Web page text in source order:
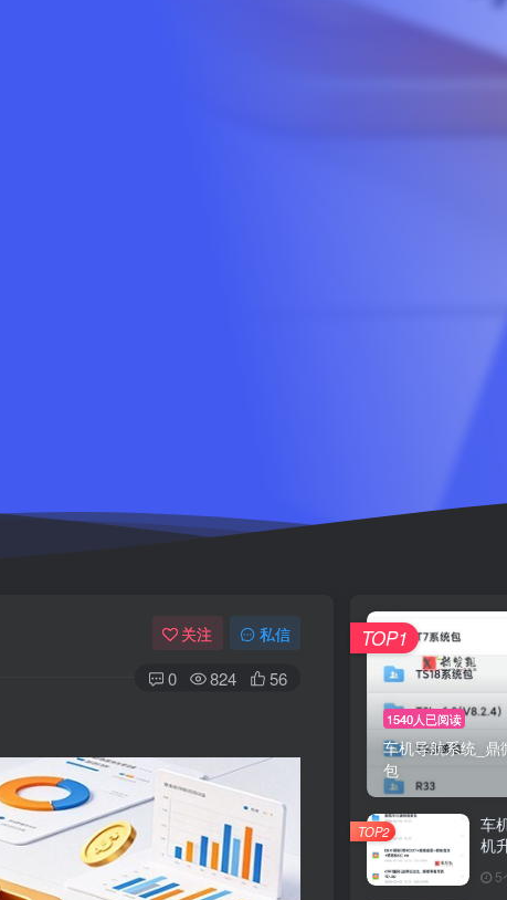
关注 私信
0 824 56
1540人已阅读
车机导航系统_鼎
包
TOP1
车
机
5
TOP2